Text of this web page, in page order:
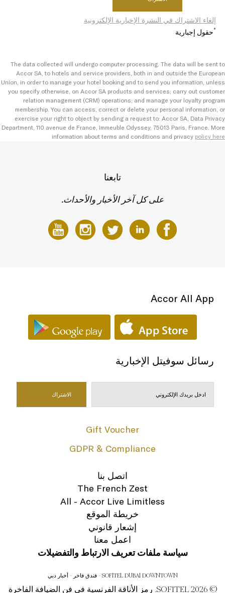
إلغاء الاشتراك في النشرة الإخبارية الإلكترونية
*حقول إجبارية
The data collected will undergo computer processing. The data will be sent to
Accor SA, to hotels and service providers, both in and outside the European
Union, in order to manage your hotel booking and to send you information, unless
you specify otherwise, on Accor SA products and services; carry out customer
relation management (CRM) operations; and manage your loyalty program
membership. You can access, correct or delete your personal information, or
exercise your right to object by sending a request to: Accor SA, Data Privacy
Department, 110 avenue de France, Immeuble Odyssey, 75013 Paris, France. More
information about terms and conditions and privacy policy here
تابعنا
على كل آخر الأخبار والأحداث.
Accor All App
رسائل سوفيتل الإخبارية
Gift Voucher
GDPR & Compliance
اتصل بنا
The French Zest
All - Accor Live Limitless
خريطة الموقع
إشعار قانوني
اعمل معنا
سياسة ملفات تعريف الارتباط والتفضيلات
SOFITEL DUBAI DOWNTOWN - فندق فاخر - أخبار دبي
© SOFITEL 2026. رمز الأناقة الفرنسية في فن الضيافة الفاخرة